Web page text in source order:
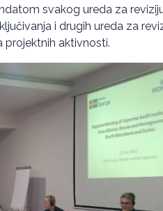
svakog ureda za
i drugih ureda za
projektnih aktivnosti.